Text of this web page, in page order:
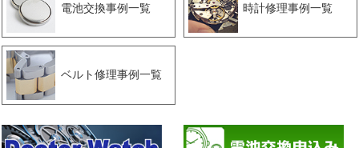
電池交換事例一覧 時計修理事例一覧
ベルト修理事例一覧